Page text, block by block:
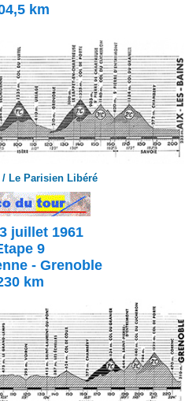
km
Le Parisien Libéré
juillet 1961
9
- Grenoble
km